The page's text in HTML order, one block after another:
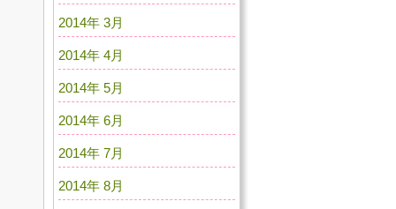
2014年 3月
2014年 4月
2014年 5月
2014年 6月
2014年 7月
2014年 8月